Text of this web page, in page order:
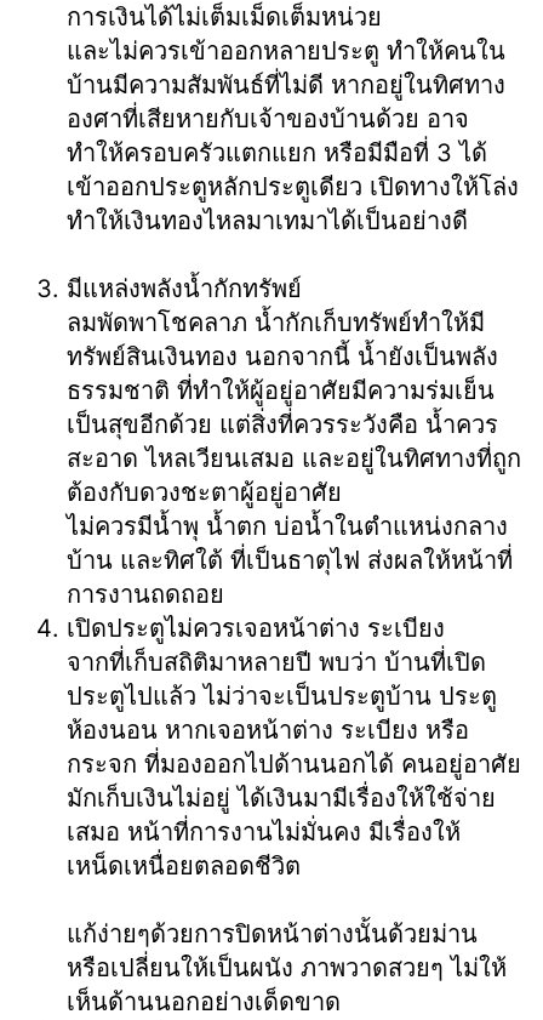
การเงินได้ไม่เต็มเม็ดเต็มหน่วย
และไม่ควรเข้าออกหลายประตู ทำให้คนใน
บ้านมีความสัมพันธ์ที่ไม่ดี หากอยู่ในทิศทาง
องศาที่เสียหายกับเจ้าของบ้านด้วย อาจ
ทำให้ครอบครัวแตกแยก หรือมีมือที่ 3 ได้
เข้าออกประตูหลักประตูเดียว เปิดทางให้โล่ง
ทำให้เงินทองไหลมาเทมาได้เป็นอย่างดี
มีแหล่งพลังน้ำกักทรัพย์
ลมพัดพาโชคลาภ น้ำกักเก็บทรัพย์ทำให้มี
ทรัพย์สินเงินทอง นอกจากนี้ น้ำยังเป็นพลัง
ธรรมชาติ ที่ทำให้ผู้อยู่อาศัยมีความร่มเย็น
เป็นสุขอีกด้วย แต่สิ่งที่ควรระวังคือ น้ำควร
สะอาด ไหลเวียนเสมอ และอยู่ในทิศทางที่ถูก
ต้องกับดวงชะตาผู้อยู่อาศัย
ไม่ควรมีน้ำพุ น้ำตก บ่อน้ำในตำแหน่งกลาง
บ้าน และทิศใต้ ที่เป็นธาตุไฟ ส่งผลให้หน้าที่
การงานถดถอย
เปิดประตูไม่ควรเจอหน้าต่าง ระเบียง
จากที่เก็บสถิติมาหลายปี พบว่า บ้านที่เปิด
ประตูไปแล้ว ไม่ว่าจะเป็นประตูบ้าน ประตู
ห้องนอน หากเจอหน้าต่าง ระเบียง หรือ
กระจก ที่มองออกไปด้านนอกได้ คนอยู่อาศัย
มักเก็บเงินไม่อยู่ ได้เงินมามีเรื่องให้ใช้จ่าย
เสมอ หน้าที่การงานไม่มั่นคง มีเรื่องให้
เหน็ดเหนื่อยตลอดชีวิต
แก้ง่ายๆด้วยการปิดหน้าต่างนั้นด้วยม่าน
หรือเปลี่ยนให้เป็นผนัง ภาพวาดสวยๆ ไม่ให้
เห็นด้านนอกอย่างเด็ดขาด